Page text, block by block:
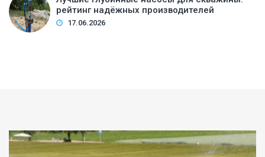
рейтинг надёжных производителей
17.06.2026